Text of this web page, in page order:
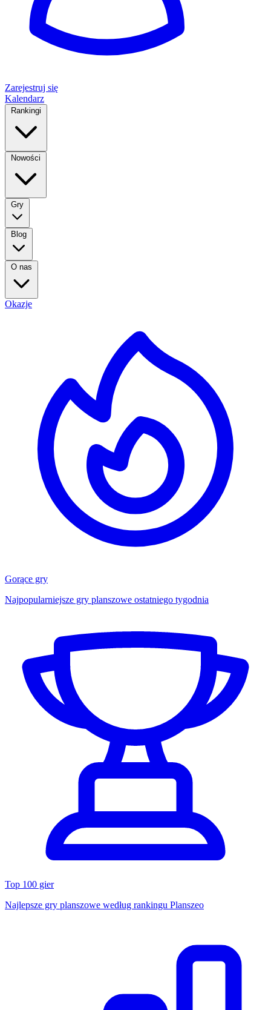
Zarejestruj się
Kalendarz
Rankingi
Nowości
Gry
Blog
O nas
Okazje
Gorące gry
Najpopularniejsze gry planszowe ostatniego tygodnia
Top 100 gier
Najlepsze gry planszowe według rankingu Planszeo